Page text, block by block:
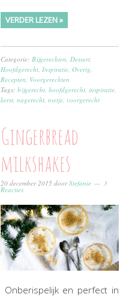
VERDER LEZEN »
Categorie:Bijgerechten,Dessert,
Hoofdgerecht,Inspiratie,Overig,
Recepten, Voorgerechten
Tags:bijgerecht,hoofdgerecht,inspiratie,
kerst,nagerecht,toetje, voorgerecht
Gingerbread
milkshakes
20 december 2015 doorStefanie 3
Reacties
Onberispelijk en perfect in